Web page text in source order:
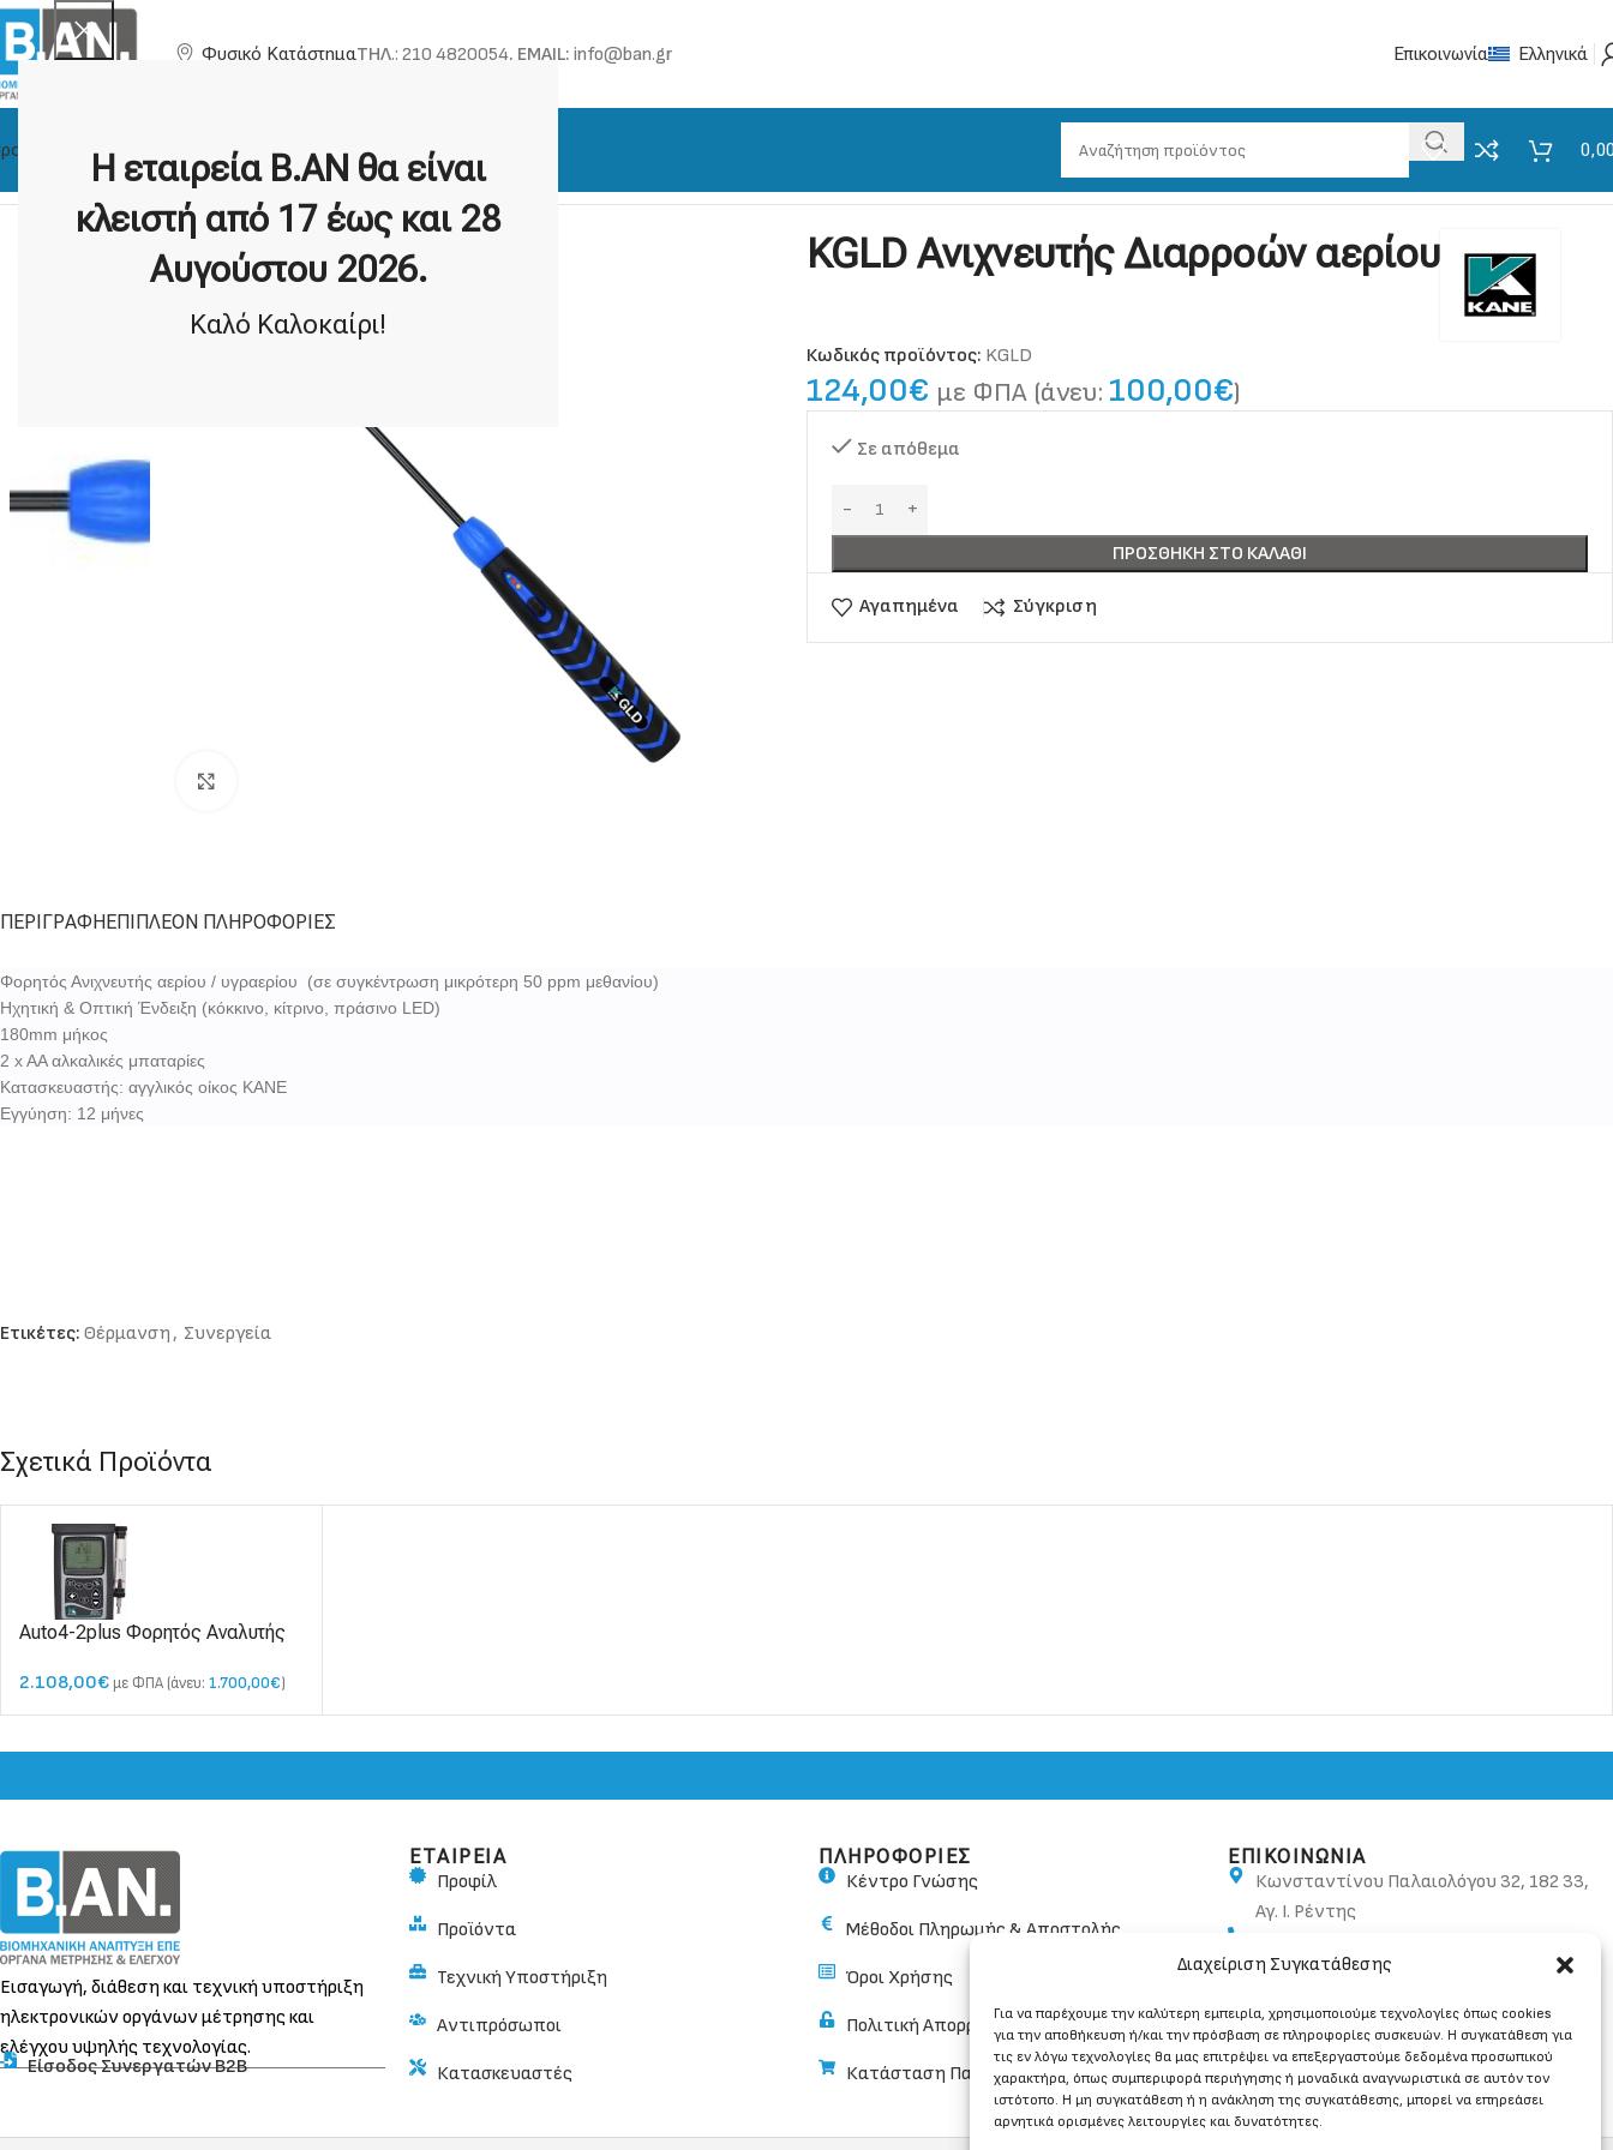
Η εταιρεία Β.ΑΝ θα είναι
κλειστή από 17 έως και 28
Αυγούστου 2026.
Καλό Καλοκαίρι!
Διαχείριση Συγκατάθεσης
Για να παρέχουμε την καλύτερη εμπειρία, χρησιμοποιούμε τεχνολογίες όπως cookies
για την αποθήκευση ή/και την πρόσβαση σε πληροφορίες συσκευών. Η συγκατάθεση για
τις εν λόγω τεχνολογίες θα μας επιτρέψει να επεξεργαστούμε δεδομένα προσωπικού
χαρακτήρα, όπως συμπεριφορά περιήγησης ή μοναδικά αναγνωριστικά σε αυτόν τον
ιστότοπο. Η μη συγκατάθεση ή η ανάκληση της συγκατάθεσης, μπορεί να επηρεάσει
αρνητικά ορισμένες λειτουργίες και δυνατότητες.
Φυσικό ΚατάστημαΤΗΛ.: 210 4820054, EMAIL: info@ban.gr Επικοινωνία Ελληνικά
Η Εταιρία Τεχνική Υποστήριξη Κατασκευαστές
Αρχική σελίδα Ανιχνευτές Ανιχνευτές Διαρροών Αερίου KGLD Ανιχνευτής Διαρροών αερίου
KGLD Ανιχνευτής Διαρροών αερίου
Κωδικός προϊόντος: KGLD
124,00€ με ΦΠΑ (άνευ: 100,00€)
Σε απόθεμα
ΠΡΟΣΘΉΚΗ ΣΤΟ ΚΑΛΆΘΙ
Αγαπημένα Σύγκριση
ΠΕΡΙΓΡΑΦΉΕΠΙΠΛΈΟΝ ΠΛΗΡΟΦΟΡΊΕΣ
Φορητός Ανιχνευτής αερίου / υγραερίου (σε συγκέντρωση μικρότερη 50 ppm μεθανίου)
Ηχητική & Οπτική Ένδειξη (κόκκινο, κίτρινο, πράσινο LED)
180mm μήκος
2 x AA αλκαλικές μπαταρίες
Κατασκευαστής: αγγλικός οίκος KANE
Εγγύηση: 12 μήνες
Ετικέτες: Θέρμανση, Συνεργεία
Σχετικά Προϊόντα
Auto4-2plus Φορητός Αναλυτής
2.108,00€ με ΦΠΑ (άνευ: 1.700,00€)
Εισαγωγή, διάθεση και τεχνική υποστήριξη
ηλεκτρονικών οργάνων μέτρησης και
ελέγχου υψηλής τεχνολογίας.
Είσοδος Συνεργατών Β2Β
ΕΤΑΙΡΕΙΑ
Προφίλ
Προϊόντα
Τεχνική Υποστήριξη
Αντιπρόσωποι
Κατασκευαστές
ΠΛΗΡΟΦΟΡΙΕΣ
Κέντρο Γνώσης
Μέθοδοι Πληρωμής & Αποστολής
Όροι Χρήσης
Πολιτική Απορρήτου
Κατάσταση Παραγγελίας
ΕΠΙΚΟΙΝΩΝΙΑ
Κωνσταντίνου Παλαιολόγου 32, 182 33,
Αγ. Ι. Ρέντης
info@ban.gr